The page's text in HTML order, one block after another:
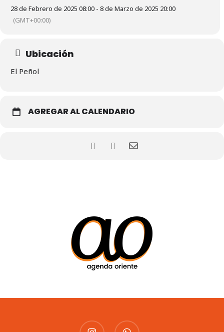
28 de Febrero de 2025 08:00 - 8 de Marzo de 2025 20:00
(GMT+00:00)
Ubicación
El Peñol
AGREGAR AL CALENDARIO
instagram whatsapp